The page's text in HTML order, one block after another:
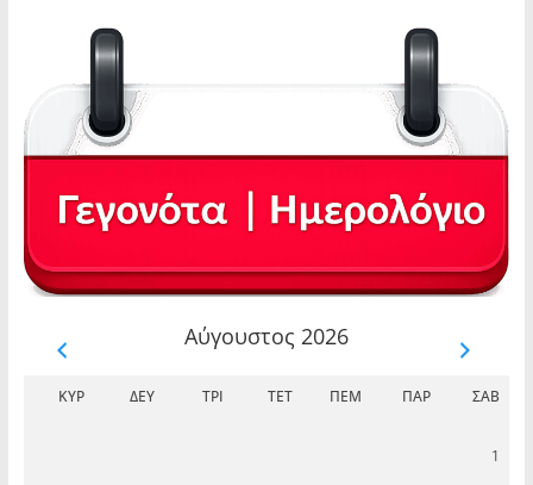
Αύγουστος 2026
ΚΥΡ ΔΕΥ ΤΡΊ ΤΕΤ ΠΈΜ ΠΑΡ ΣΆΒ
1